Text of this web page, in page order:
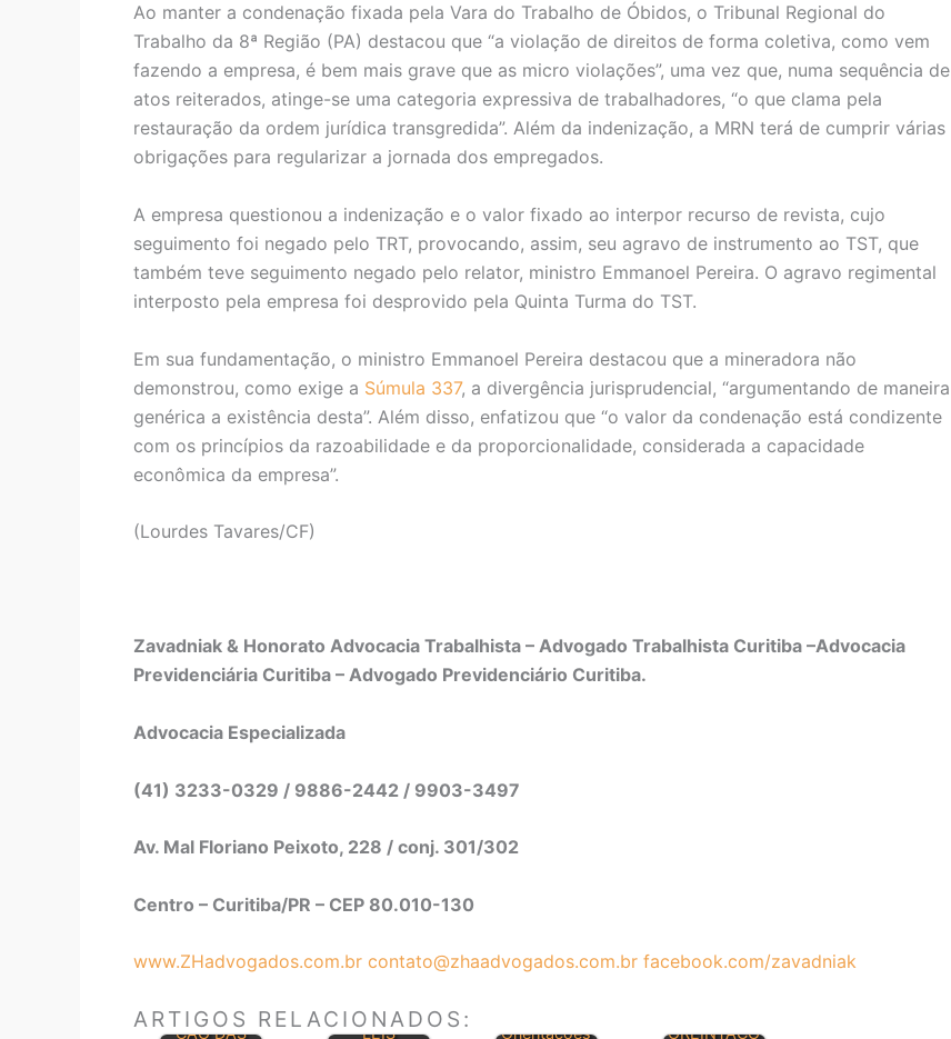
Ao manter a condenação fixada pela Vara do Trabalho de Óbidos, o Tribunal Regional do
Trabalho da 8ª Região (PA) destacou que “a violação de direitos de forma coletiva, como vem
fazendo a empresa, é bem mais grave que as micro violações”, uma vez que, numa sequência de
atos reiterados, atinge-se uma categoria expressiva de trabalhadores, “o que clama pela
restauração da ordem jurídica transgredida”. Além da indenização, a MRN terá de cumprir várias
obrigações para regularizar a jornada dos empregados.
A empresa questionou a indenização e o valor fixado ao interpor recurso de revista, cujo
seguimento foi negado pelo TRT, provocando, assim, seu agravo de instrumento ao TST, que
também teve seguimento negado pelo relator, ministro Emmanoel Pereira. O agravo regimental
interposto pela empresa foi desprovido pela Quinta Turma do TST.
Em sua fundamentação, o ministro Emmanoel Pereira destacou que a mineradora não
demonstrou, como exige a Súmula 337, a divergência jurisprudencial, “argumentando de maneira
genérica a existência desta”. Além disso, enfatizou que “o valor da condenação está condizente
com os princípios da razoabilidade e da proporcionalidade, considerada a capacidade
econômica da empresa”.
(Lourdes Tavares/CF)
Zavadniak & Honorato Advocacia Trabalhista – Advogado Trabalhista Curitiba –Advocacia
Previdenciária Curitiba – Advogado Previdenciário Curitiba.
Advocacia Especializada
(41) 3233-0329 / 9886-2442 / 9903-3497
Av. Mal Floriano Peixoto, 228 / conj. 301/302
Centro – Curitiba/PR – CEP 80.010-130
www.ZHadvogados.com.br contato@zhaadvogados.com.br facebook.com/zavadniak
ARTIGOS RELACIONADOS:
CONSOLIDA
ÇÃO DAS
PRINCIPAIS
LEIS
Orientações OREINTAÇÕ